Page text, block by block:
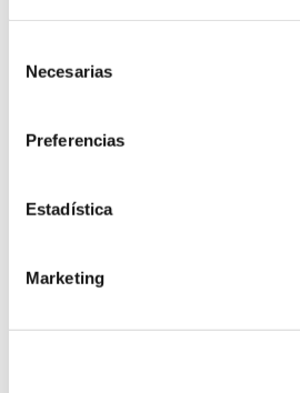
Necesarias
Preferencias
Estadística
Marketing
15 años de experiencia,
negocio.
Telefonía Virtual,
; siempre con las
excelente.
través de nuestro email: